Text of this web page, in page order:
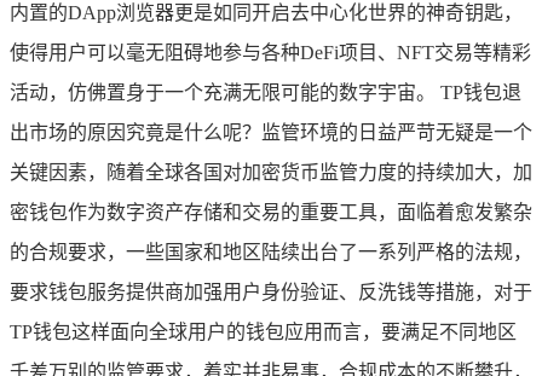
内置的DApp浏览器更是如同开启去中心化世界的神奇钥匙，
使得用户可以毫无阻碍地参与各种DeFi项目、NFT交易等精彩
活动，仿佛置身于一个充满无限可能的数字宇宙。 TP钱包退
出市场的原因究竟是什么呢？监管环境的日益严苛无疑是一个
关键因素，随着全球各国对加密货币监管力度的持续加大，加
密钱包作为数字资产存储和交易的重要工具，面临着愈发繁杂
的合规要求，一些国家和地区陆续出台了一系列严格的法规，
要求钱包服务提供商加强用户身份验证、反洗钱等措施，对于
TP钱包这样面向全球用户的钱包应用而言，要满足不同地区
千差万别的监管要求，着实并非易事，合规成本的不断攀升，